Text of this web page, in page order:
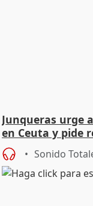
Junqueras urge
en Ceuta y pide
Sonido